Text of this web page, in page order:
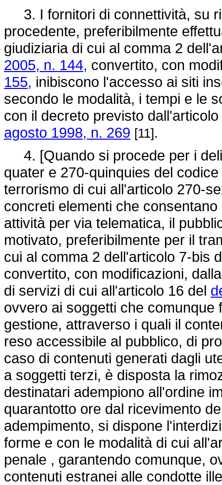
3. I fornitori di connettività, su
procedente, preferibilmente
giudiziaria di cui al comma 2
2005, n. 144, convertito, con
155, inibiscono l'accesso ai siti
secondo le modalità, i tempi e le
con il decreto previsto
agosto 1998, n. 269 [11].
4. [Quando si procede per i
quater e 270-quinquies del
terrorismo di cui all'articolo 270-
concreti elementi che
attività per via telematica, il
motivato, preferibilmente per il
cui al comma 2 dell'articolo 7-bis
convertito, con modificazioni,
di servizi di cui all'articolo 16 del
ovvero ai soggetti che
gestione, attraverso i quali il
reso accessibile al pubblico, di
caso di contenuti generati dagli
a soggetti terzi, è disposta la
destinatari adempiono all'ordine
quarantotto ore dal ricevimento
adempimento, si dispone
forme e con le modalità di cui
penale , garantendo comunque,
contenuti estranei alle condotte